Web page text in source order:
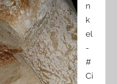
n
k
el
-
#
Ci